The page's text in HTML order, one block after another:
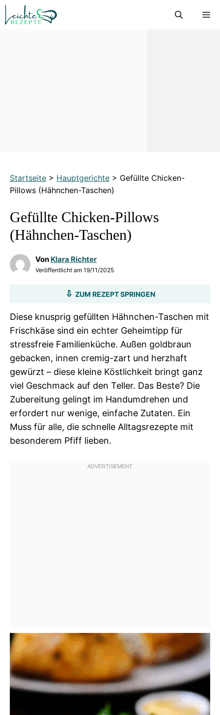
Zum
Inhalt
Startseite > Hauptgerichte > Gefüllte Chicken-
Pillows (Hähnchen-Taschen)
Gefüllte Chicken-Pillows
(Hähnchen-Taschen)
Von Klara Richter
Veröffentlicht am 19/11/2025
ZUM REZEPT SPRINGEN
Diese knusprig gefüllten Hähnchen-Taschen mit
Frischkäse sind ein echter Geheimtipp für
stressfreie Familienküche. Außen goldbraun
gebacken, innen cremig-zart und herzhaft
gewürzt – diese kleine Köstlichkeit bringt ganz
viel Geschmack auf den Teller. Das Beste? Die
Zubereitung gelingt im Handumdrehen und
erfordert nur wenige, einfache Zutaten. Ein
Muss für alle, die schnelle Alltagsrezepte mit
besonderem Pfiff lieben.